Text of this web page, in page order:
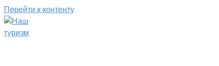
Перейти к контенту